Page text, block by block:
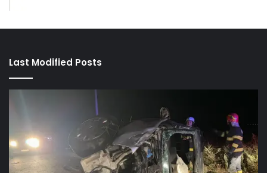
Last Modified Posts